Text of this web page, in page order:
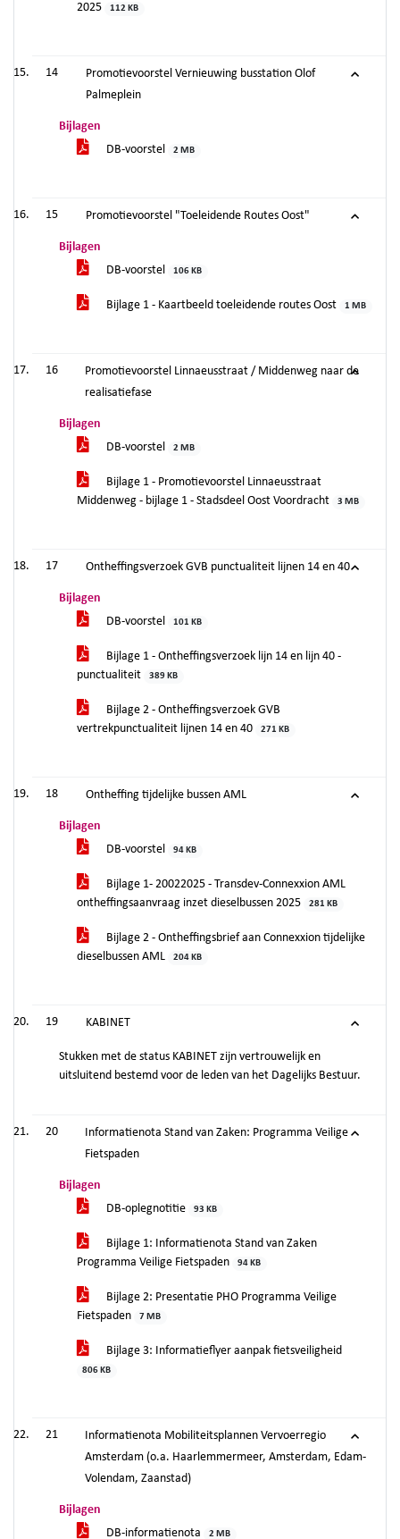
2025
112 KB
14
Promotievoorstel Vernieuwing busstation Olof
Palmeplein
Bijlagen
DB-voorstel
2 MB
15 Promotievoorstel "Toeleidende Routes Oost"
Bijlagen
DB-voorstel
106 KB
Bijlage 1 - Kaartbeeld toeleidende routes Oost 1 MB
16
Promotievoorstel Linnaeusstraat / Middenweg naar de
realisatiefase
Bijlagen
DB-voorstel
2 MB
Bijlage 1 - Promotievoorstel Linnaeusstraat
Middenweg - bijlage 1 - Stadsdeel Oost Voordracht
3 MB
17 Ontheffingsverzoek GVB punctualiteit lijnen 14 en 40
Bijlagen
DB-voorstel
101 KB
Bijlage 1 - Ontheffingsverzoek lijn 14 en lijn 40 -
punctualiteit
389 KB
Bijlage 2 - Ontheffingsverzoek GVB
vertrekpunctualiteit lijnen 14 en 40
271 KB
18 Ontheffing tijdelijke bussen AML
Bijlagen
DB-voorstel
94 KB
Bijlage 1- 20022025 - Transdev-Connexxion AML
ontheffingsaanvraag inzet dieselbussen 2025
281 KB
Bijlage 2 - Ontheffingsbrief aan Connexxion tijdelijke
dieselbussen AML
204 KB
19 KABINET
Stukken met de status KABINET zijn vertrouwelijk en
uitsluitend bestemd voor de leden van het Dagelijks Bestuur.
20
Informatienota Stand van Zaken: Programma Veilige
Fietspaden
Bijlagen
DB-oplegnotitie
93 KB
Bijlage 1: Informatienota Stand van Zaken
Programma Veilige Fietspaden
94 KB
Bijlage 2: Presentatie PHO Programma Veilige
Fietspaden
7 MB
Bijlage 3: Informatieflyer aanpak fietsveiligheid
806 KB
21
Informatienota Mobiliteitsplannen Vervoerregio
Amsterdam (o.a. Haarlemmermeer, Amsterdam, Edam-
Volendam, Zaanstad)
Bijlagen
DB-informatienota
2 MB